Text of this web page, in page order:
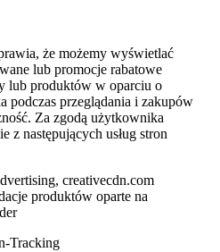
że możemy wyświetlać
lub promocje rabatowe
lub produktów w oparciu o
podczas przeglądania i zakupów
Za zgodą użytkownika
z następujących usług stron
creativecdn.com
produktów oparte na
Tracking